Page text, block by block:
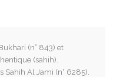
(n° 843) et
(sahih).
Al Jami (n° 6285).